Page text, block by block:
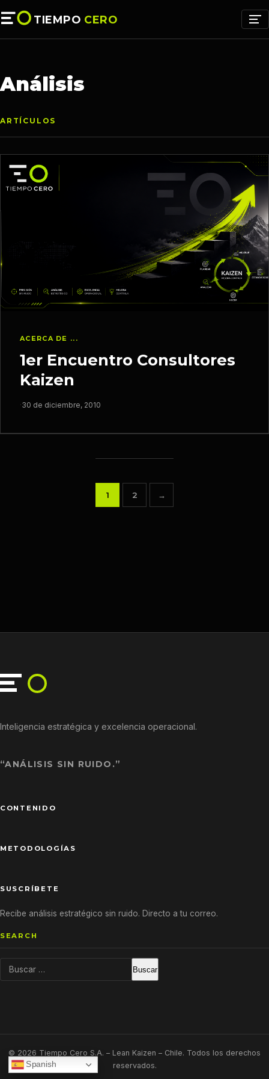
TIEMPO CERO
Análisis
ARTÍCULOS
ACERCA DE ...
1er Encuentro Consultores
Kaizen
·30 de diciembre, 2010
Paginación
1 2 →
Inteligencia estratégica y excelencia operacional.
“ANÁLISIS SIN RUIDO.”
CONTENIDO
METODOLOGÍAS
SUSCRÍBETE
Recibe análisis estratégico sin ruido. Directo a tu correo.
SEARCH
Buscar:
© 2026 Tiempo Cero S.A. – Lean Kaizen – Chile. Todos los derechos
reservados.
Spanish